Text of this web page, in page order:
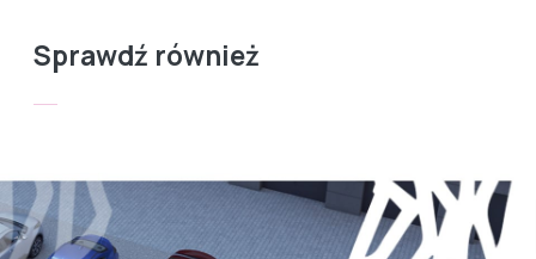
Sprawdź również